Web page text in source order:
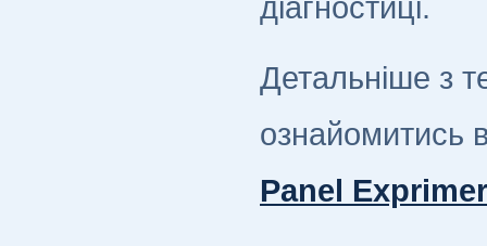
діагностиці.
Детальніше з
ознайомитись в
Panel